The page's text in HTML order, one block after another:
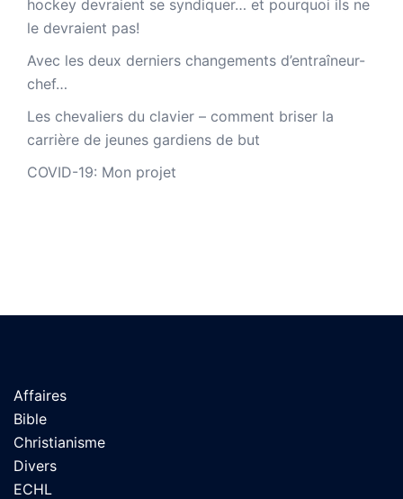
hockey devraient se syndiquer… et pourquoi ils ne
le devraient pas!
Avec les deux derniers changements d’entraîneur-
chef…
Les chevaliers du clavier – comment briser la
carrière de jeunes gardiens de but
COVID-19: Mon projet
Affaires
Bible
Christianisme
Divers
ECHL